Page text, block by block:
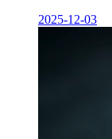
2025-12-03